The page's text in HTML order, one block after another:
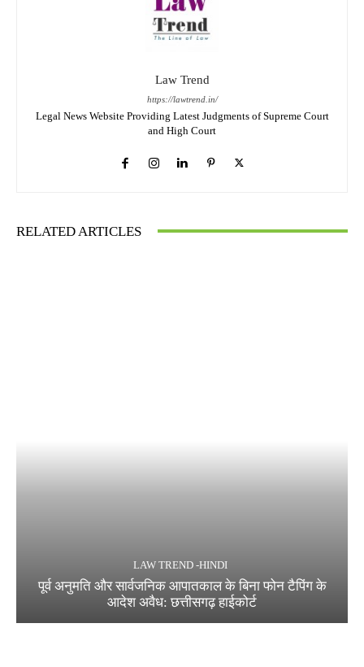
Law Trend
https://lawtrend.in/
Legal News Website Providing Latest Judgments of Supreme Court
and High Court
RELATED ARTICLES
LAW TREND -HINDI
पूर्व अनुमति और सार्वजनिक आपातकाल के बिना फोन टैपिंग के
आदेश अवैध: छत्तीसगढ़ हाईकोर्ट